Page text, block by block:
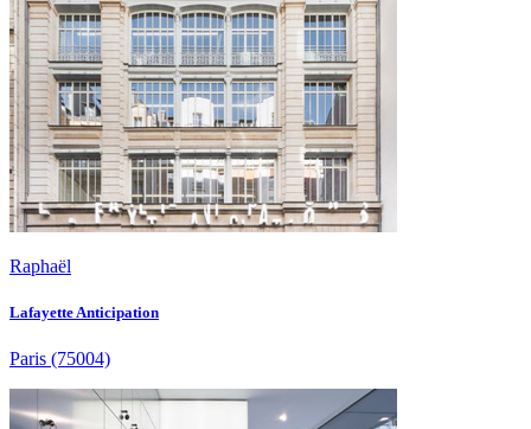
Raphaël
Lafayette Anticipation
Paris (75004)